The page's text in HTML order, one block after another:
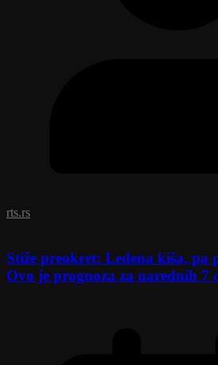
rts.rs
Stiže preokret: Ledena kiša, pa
Ovo je prognoza za narednih 7